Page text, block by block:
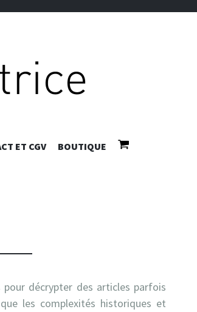
ET CGV BOUTIQUE
décrypter des articles parfois
les complexités historiques et